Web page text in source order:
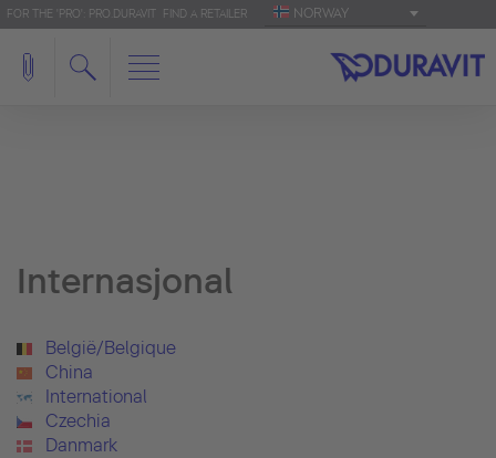
FOR THE 'PRO': PRO.DURAVIT FIND A RETAILER NORWAY
Internasjonal
België/Belgique
China
International
Czechia
Danmark